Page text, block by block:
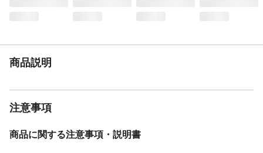
商品説明
注意事項
商品に関する注意事項・説明書